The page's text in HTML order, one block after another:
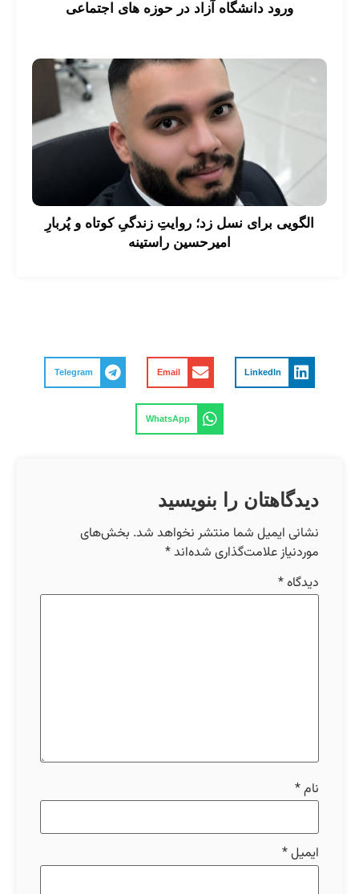
ورود دانشگاه آزاد در حوزه های اجتماعی
الگویی برای نسل زد؛ روایتِ زندگیِ کوتاه و پُربارِ
امیرحسین راستینه
LinkedIn
Email
Telegram
WhatsApp
دیدگاهتان را بنویسید
نشانی ایمیل شما منتشر نخواهد شد. بخش‌های
موردنیاز علامت‌گذاری شده‌اند*
دیدگاه*
نام*
ایمیل*